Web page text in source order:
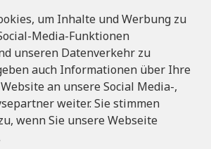
UNS
DETAILS
um Inhalte und Werbung zu
Media-Funktionen
unseren Datenverkehr zu
auch Informationen über Ihre
an unsere Social Media-,
weiter. Sie stimmen
wenn Sie unsere Webseite